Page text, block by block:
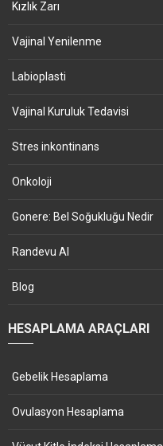
Kızlık Zarı
Vajinal Yenilenme
Labioplasti
Vajinal Kuruluk Tedavisi
Stres inkontinans
Onkoloji
Gonere: Bel Soğukluğu Nedir
Randevu Al
Blog
HESAPLAMA ARAÇLARI
Gebelik Hesaplama
Ovulasyon Hesaplama